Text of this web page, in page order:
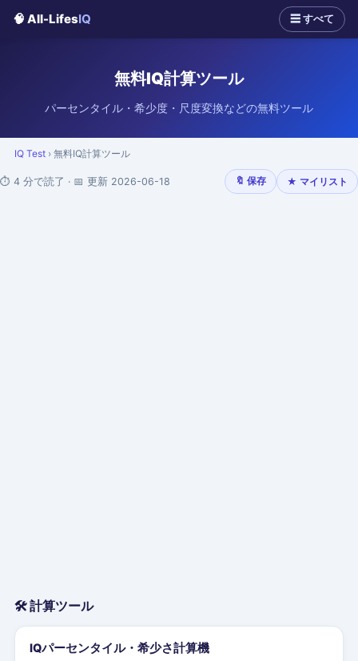
🧠 All-LifesIQ ☰ すべて
無料IQ計算ツール
パーセンタイル・希少度・尺度変換などの無料ツール
IQ Test › 無料IQ計算ツール
⏱ 4 分で読了 · 📅 更新 2026-06-18 🔖 保存 ★ マイリスト
🛠 計算ツール
IQパーセンタイル・希少さ計算機